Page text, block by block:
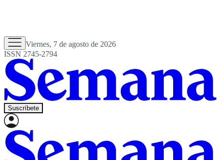
Viernes, 7 de agosto de 2026
ISSN 2745-2794
Suscríbete